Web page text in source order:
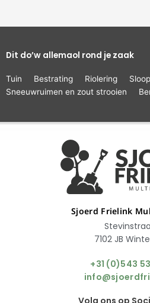
Dit do’w allemaol rond je zaak
Tuin Bestrating Riolering
Sneeuwruimen en zout strooien
Sjoerd Frielink
7102 JB
+31 (0)543